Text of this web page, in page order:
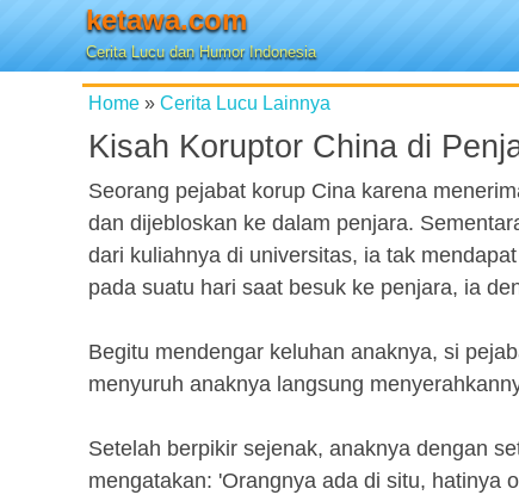
ketawa.com
Cerita Lucu dan Humor Indonesia
Home » Cerita Lucu Lainnya
Kisah Koruptor China di
Seorang pejabat korup Cina karena
dan dijebloskan ke dalam penjara.
dari kuliahnya di universitas, ia tak
pada suatu hari saat besuk ke penjara, ia
Begitu mendengar keluhan anaknya, si
menyuruh anaknya langsung
Setelah berpikir sejenak, anaknya dengan
mengatakan: 'Orangnya ada di situ, hatinya